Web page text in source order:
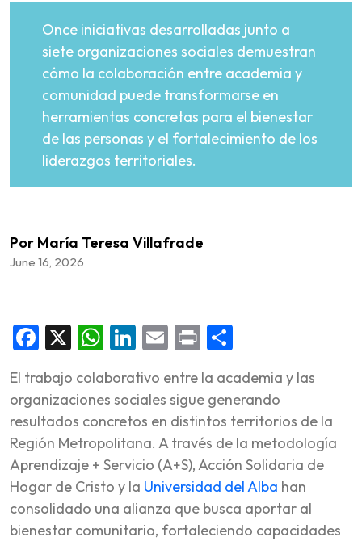
Once iniciativas desarrolladas junto a
siete organizaciones sociales demuestran
cómo la colaboración entre academia y
comunidad puede transformarse en
herramientas concretas para el bienestar
de las personas y el fortalecimiento de los
liderazgos territoriales.
Por María Teresa Villafrade
June 16, 2026
Facebook
X WhatsApp
LinkedIn
Email
Print
El trabajo colaborativo entre la academia y las
organizaciones sociales sigue generando
resultados concretos en distintos territorios de la
Región Metropolitana. A través de la metodología
Aprendizaje + Servicio (A+S), Acción Solidaria de
Hogar de Cristo y la Universidad del Alba han
consolidado una alianza que busca aportar al
bienestar comunitario, fortaleciendo capacidades